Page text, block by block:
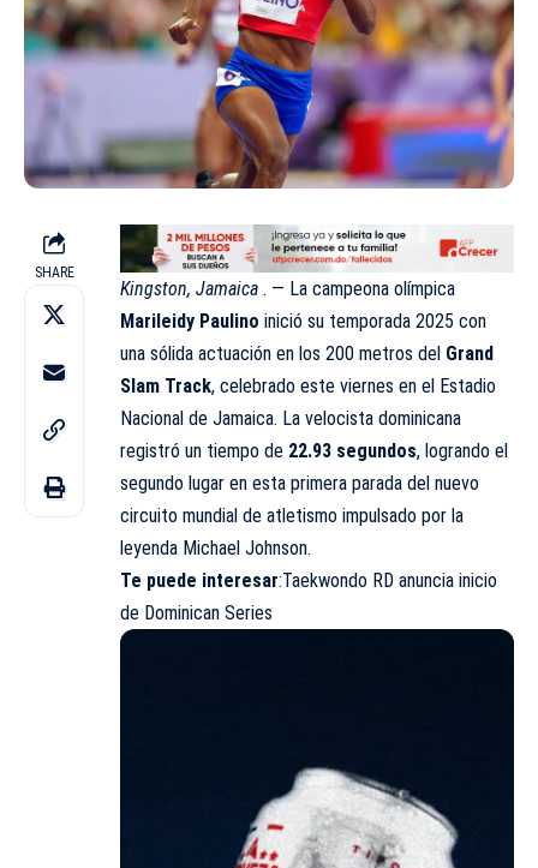
SHARE
Kingston, Jamaica . — La campeona olímpica
Marileidy Paulino inició su temporada 2025 con
una sólida actuación en los 200 metros del Grand
Slam Track, celebrado este viernes en el Estadio
Nacional de Jamaica. La velocista dominicana
registró un tiempo de 22.93 segundos, logrando el
segundo lugar en esta primera parada del nuevo
circuito mundial de atletismo impulsado por la
leyenda Michael Johnson.
Te puede interesar:Taekwondo RD anuncia inicio
de Dominican Series